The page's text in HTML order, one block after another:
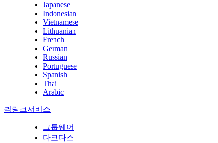
Japanese
Indonesian
Vietnamese
Lithuanian
French
German
Russian
Portuguese
Spanish
Thai
Arabic
퀵링크서비스
그룹웨어
다코다스